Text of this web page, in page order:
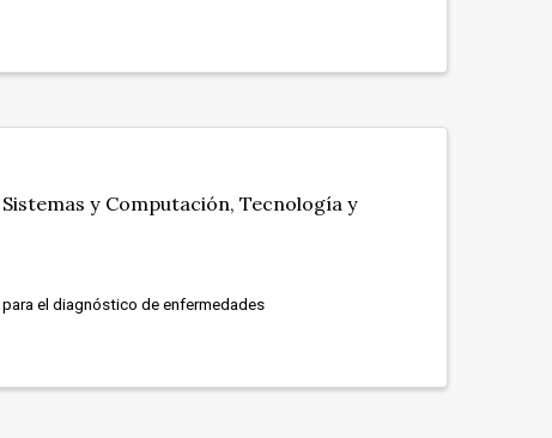
y Computación, Tecnología y
el diagnóstico de enfermedades